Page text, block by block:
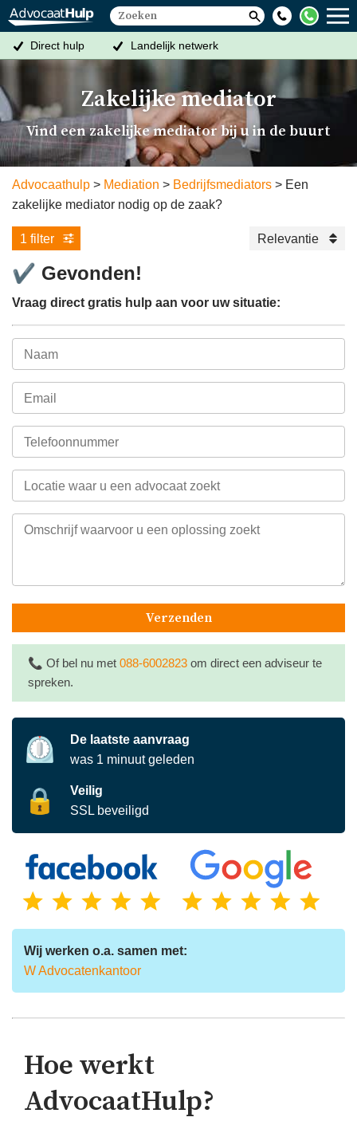
Direct hulp Landelijk netwerk
Zakelijke mediator
Vind een zakelijke mediator bij u in de buurt
Advocaathulp Mediation Bedrijfsmediators
Een
zakelijke mediator nodig op de zaak?
1 filter Relevantie
✔ Gevonden!
Vraag direct gratis hulp aan voor uw situatie:
Verzenden
📞 Of bel nu met 088-6002823 om direct een adviseur te
spreken.
⏲️
De laatste aanvraag
was 1 minuutgeleden
🔒
Veilig
SSL beveiligd
Wij werken o.a. samen met:
W Advocatenkantoor
Hoe werkt
AdvocaatHulp?